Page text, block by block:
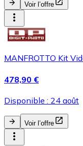
Voir l’offre
MANFROTTO Kit
478,90 €
Disponible : 24 août
Voir l’offre